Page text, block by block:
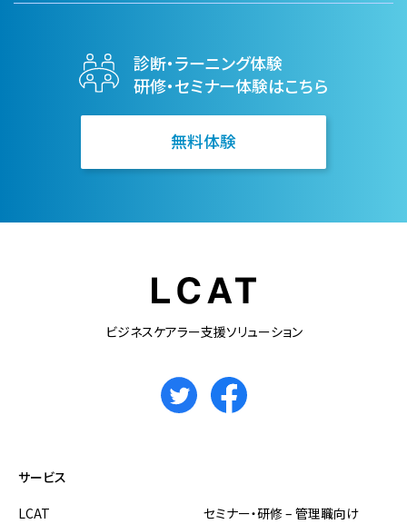
診断・ラーニング体験
研修・セミナー体験はこちら
無料体験
ビジネスケアラー支援ソリューション
サービス
LCAT
セミナー・研修 – 管理職向け